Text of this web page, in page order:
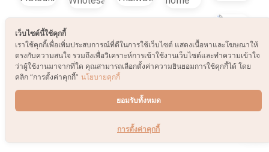
Design by1001click.